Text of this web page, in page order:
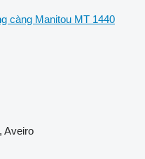
càng Manitou MT 1440
Aveiro